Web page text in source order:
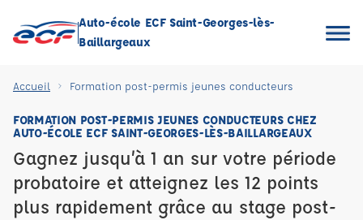
Auto-école ECF Saint-Georges-lès-
Baillargeaux
Accueil Formation post-permis jeunes conducteurs
FORMATION POST-PERMIS JEUNES CONDUCTEURS CHEZ
AUTO-ÉCOLE ECF SAINT-GEORGES-LÈS-BAILLARGEAUX
Gagnez jusqu’à 1 an sur votre période
probatoire et atteignez les 12 points
plus rapidement grâce au stage post-